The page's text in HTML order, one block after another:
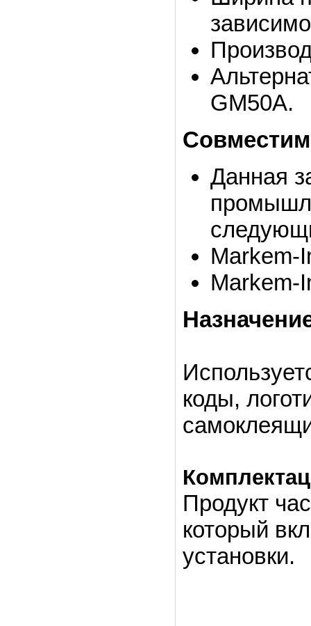
GM50A.
Данная
Markem-
коды,
Продукт
который
установки.